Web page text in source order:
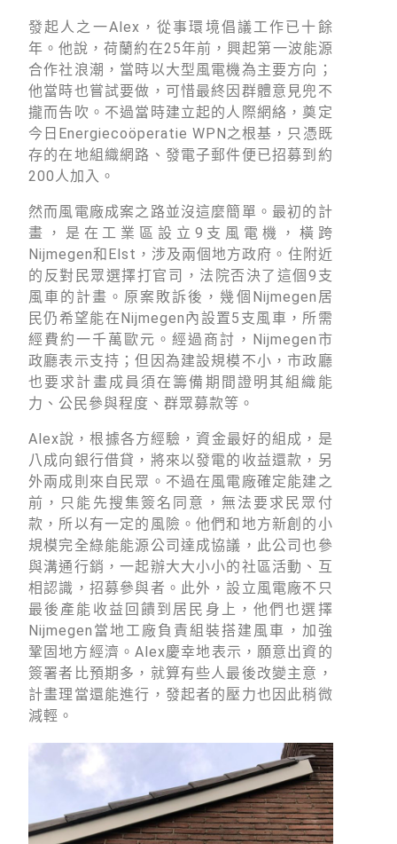
發起人之一Alex，從事環境倡議工作已十餘
年。他說，荷蘭約在25年前，興起第一波能源
合作社浪潮，當時以大型風電機為主要方向；
他當時也嘗試要做，可惜最終因群體意見兜不
攏而告吹。不過當時建立起的人際網絡，奠定
今日Energiecoöperatie WPN之根基，只憑既
存的在地組織網路、發電子郵件便已招募到約
200人加入。
然而風電廠成案之路並沒這麼簡單。最初的計
畫，是在工業區設立9支風電機，橫跨
Nijmegen和Elst，涉及兩個地方政府。住附近
的反對民眾選擇打官司，法院否決了這個9支
風車的計畫。原案敗訴後，幾個Nijmegen居
民仍希望能在Nijmegen內設置5支風車，所需
經費約一千萬歐元。經過商討，Nijmegen市
政廳表示支持；但因為建設規模不小，市政廳
也要求計畫成員須在籌備期間證明其組織能
力、公民參與程度、群眾募款等。
Alex說，根據各方經驗，資金最好的組成，是
八成向銀行借貸，將來以發電的收益還款，另
外兩成則來自民眾。不過在風電廠確定能建之
前，只能先搜集簽名同意，無法要求民眾付
款，所以有一定的風險。他們和地方新創的小
規模完全綠能能源公司達成協議，此公司也參
與溝通行銷，一起辦大大小小的社區活動、互
相認識，招募參與者。此外，設立風電廠不只
最後產能收益回饋到居民身上，他們也選擇
Nijmegen當地工廠負責組裝搭建風車，加強
鞏固地方經濟。Alex慶幸地表示，願意出資的
簽署者比預期多，就算有些人最後改變主意，
計畫理當還能進行，發起者的壓力也因此稍微
減輕。